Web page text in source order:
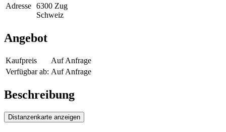
Adresse 6300 Zug
Schweiz
Angebot
Kaufpreis
Auf Anfrage
Verfügbar ab: Auf Anfrage
Beschreibung
Distanzenkarte anzeigen